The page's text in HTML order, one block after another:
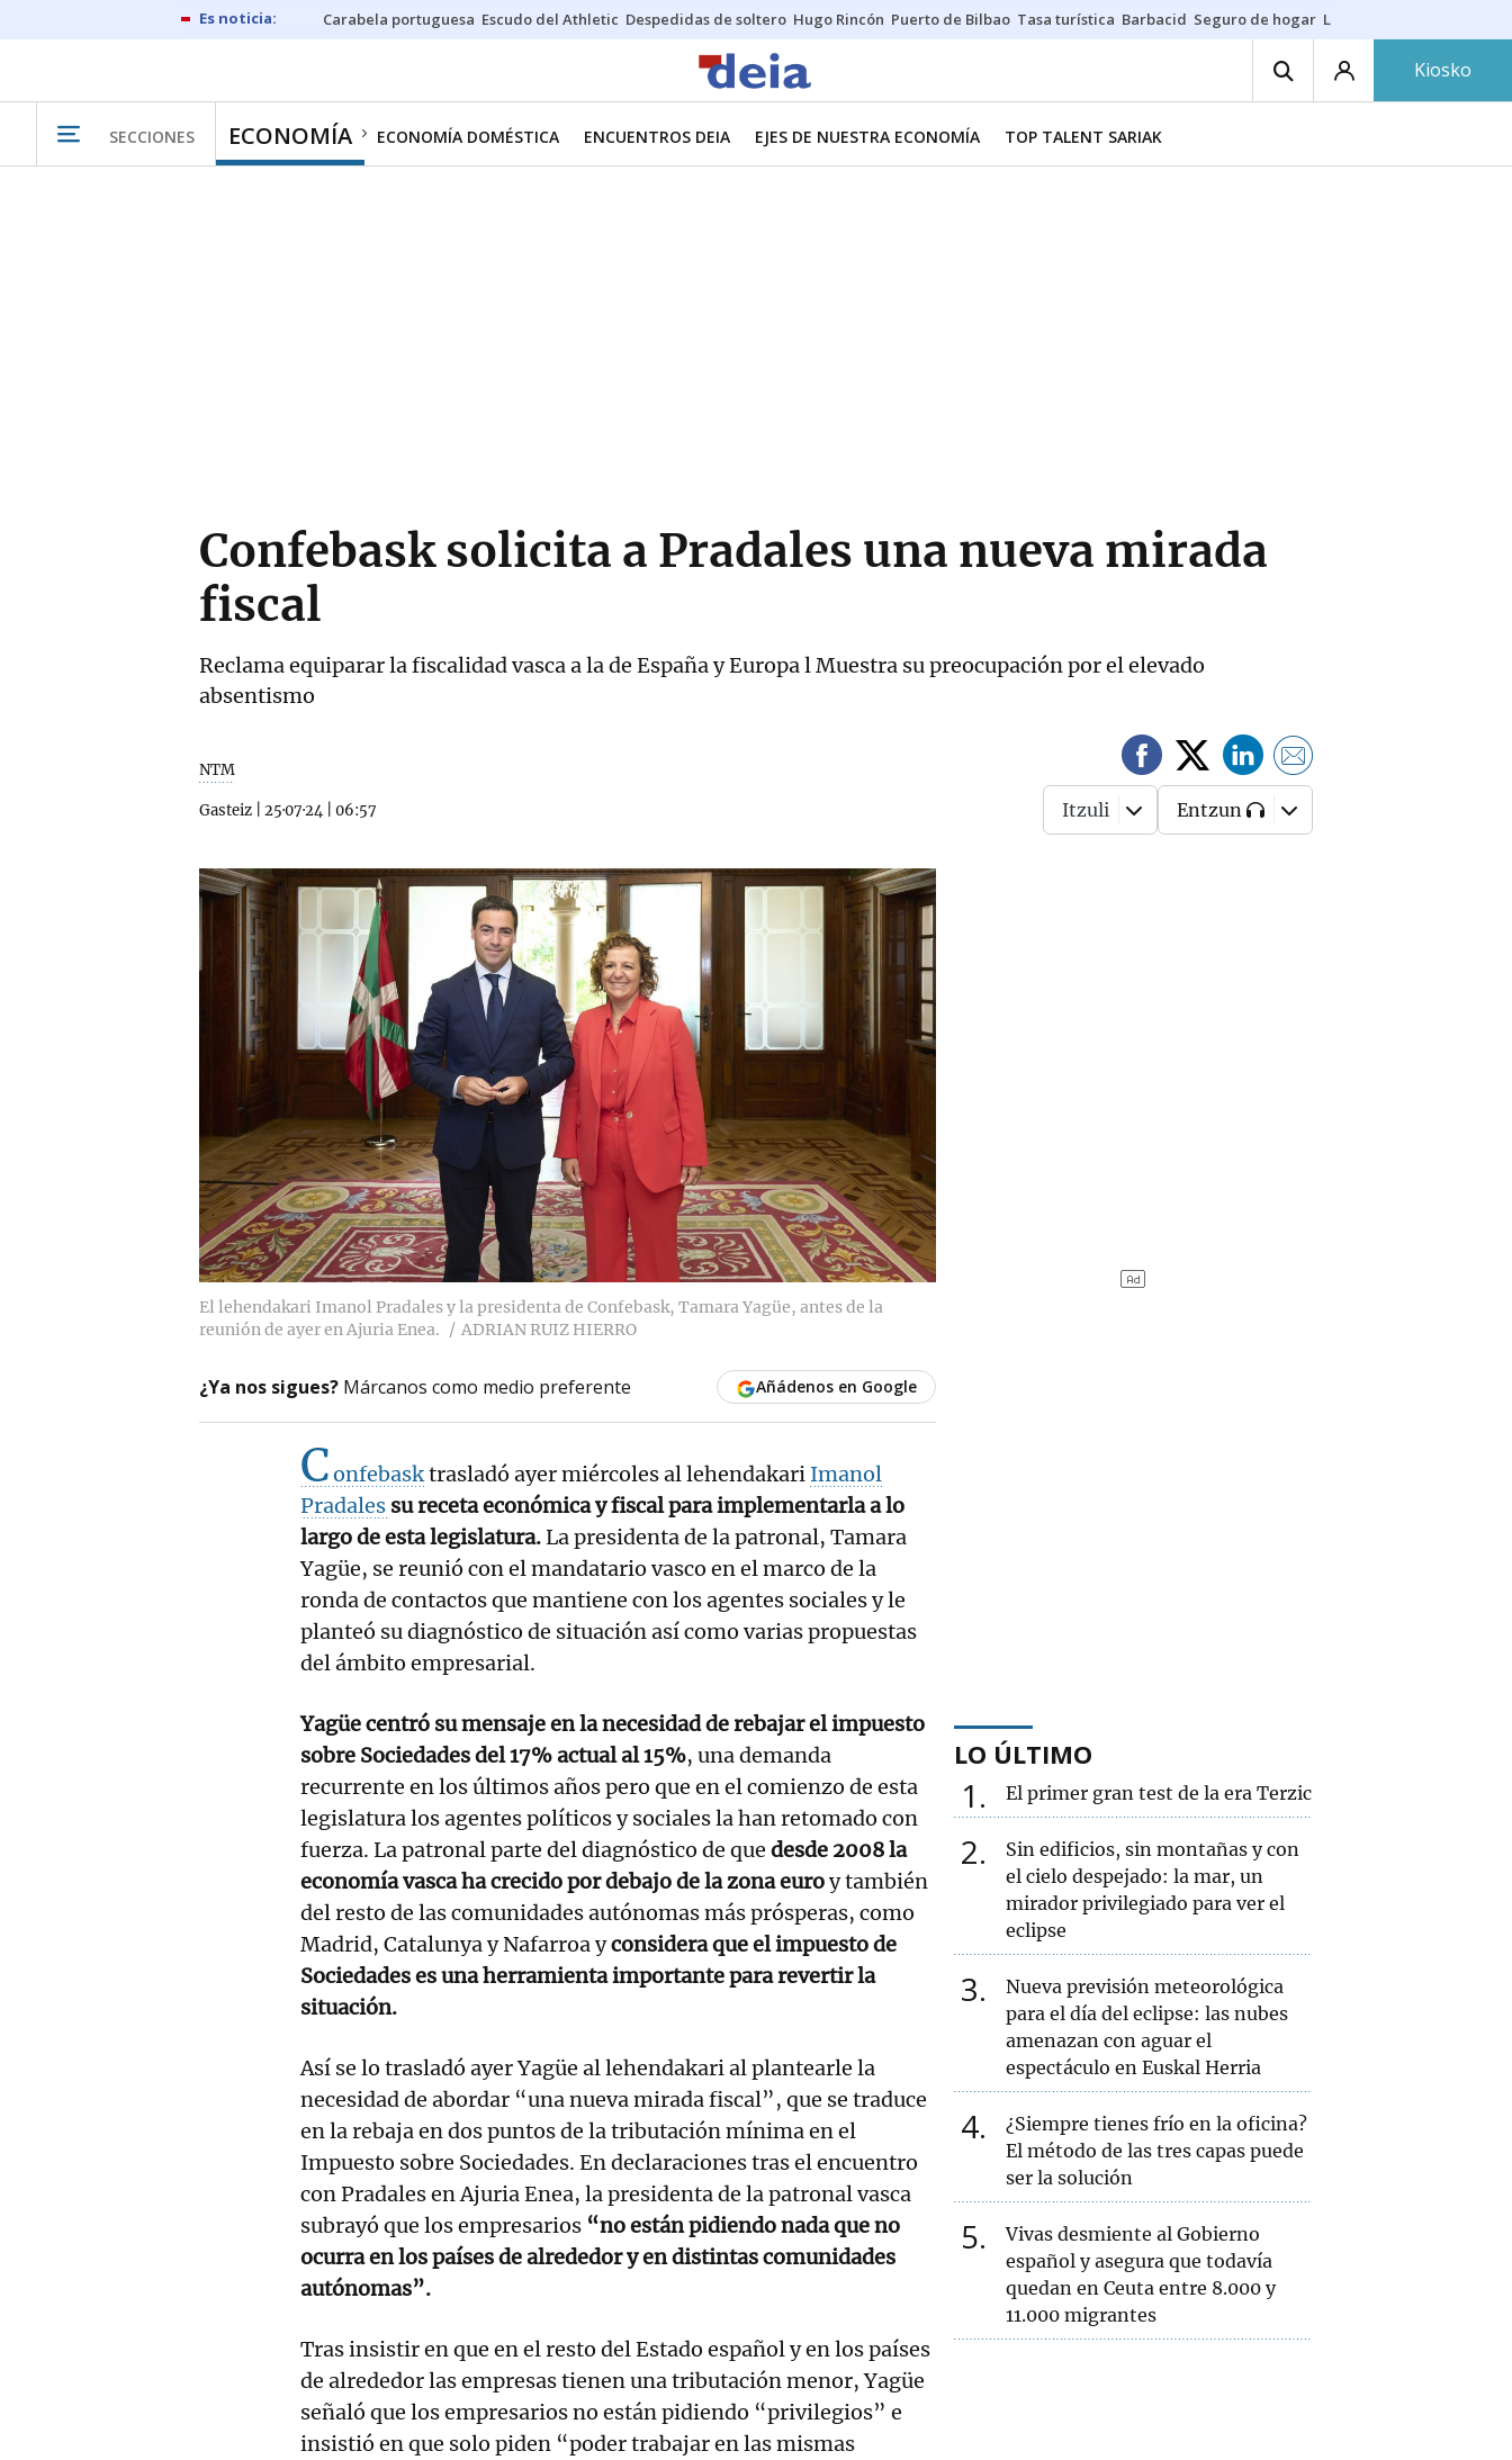
Carabela portuguesa Escudo del Athletic Despedidas de soltero Hugo Rincón Puerto de Bilbao Tasa turística Barbacid Seguro de hogar Lío Athletic-Osasuna
Kiosko
SECCIONES ECONOMÍA ECONOMÍA DOMÉSTICA ENCUENTROS DEIA EJES DE NUESTRA ECONOMÍA TOP TALENT SARIAK
Confebask solicita a Pradales una nueva mirada
fiscal
Reclama equiparar la fiscalidad vasca a la de España y Europa l Muestra su preocupación por el elevado
absentismo
NTM
Gasteiz 25·07·24 06:57 Itzuli Entzun
El lehendakari Imanol Pradales y la presidenta de Confebask, Tamara Yagüe, antes de la
reunión de ayer en Ajuria Enea.
ADRIAN RUIZ HIERRO
¿Ya nos sigues? Márcanos como medio preferente Añádenos en Google
Confebasktrasladó ayer miércoles al lehendakari Imanol
Pradales su receta económica y fiscal para implementarla a lo
largo de esta legislatura.La presidenta de la patronal, Tamara
Yagüe, se reunió con el mandatario vasco en el marco de la
ronda de contactos que mantiene con los agentes sociales y le
planteó su diagnóstico de situación así como varias propuestas
del ámbito empresarial.
Yagüe centró su mensaje en la necesidad de rebajar el impuesto
sobre Sociedades del 17% actual al 15%, una demanda
recurrente en los últimos años pero que en el comienzo de esta
legislatura los agentes políticos y sociales la han retomado con
fuerza. La patronal parte del diagnóstico de que desde 2008 la
economía vasca ha crecido por debajo de la zona euroy también
del resto de las comunidades autónomas más prósperas, como
Madrid, Catalunya y Nafarroa yconsidera que el impuesto de
Sociedades es una herramienta importante para revertir la
situación.
Así se lo trasladó ayer Yagüe al lehendakari al plantearle la
necesidad de abordar “una nueva mirada fiscal”, que se traduce
en la rebaja en dos puntos de la tributación mínima en el
Impuesto sobre Sociedades. En declaraciones tras el encuentro
con Pradales en Ajuria Enea, la presidenta de la patronal vasca
subrayó que los empresarios “no están pidiendo nada que no
ocurra en los países de alrededor y en distintas comunidades
autónomas”.
Tras insistir en que en el resto del Estado español y en los países
de alrededor las empresas tienen una tributación menor, Yagüe
señaló que los empresarios no están pidiendo “privilegios” e
insistió en que solo piden “poder trabajar en las mismas
LO ÚLTIMO
1 El primer gran test de la era Terzic
2
Sin edificios, sin montañas y con
el cielo despejado: la mar, un
mirador privilegiado para ver el
eclipse
3
Nueva previsión meteorológica
para el día del eclipse: las nubes
amenazan con aguar el
espectáculo en Euskal Herria
4
¿Siempre tienes frío en la oficina?
El método de las tres capas puede
ser la solución
5
Vivas desmiente al Gobierno
español y asegura que todavía
quedan en Ceuta entre 8.000 y
11.000 migrantes